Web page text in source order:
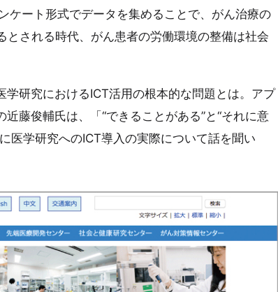
ケート形式でデータを集めることで、がん治療の
される時代、がん患者の労働環境の整備は社会
研究におけるICT活用の根本的な問題とは。アプ
藤俊輔氏は、「“できることがある”と“それに意
医学研究へのICT導入の実際について話を聞い